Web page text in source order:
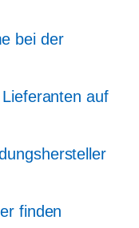
bei der
auf
finden